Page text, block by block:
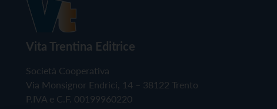
Vita Trentina Editrice
Società Cooperativa
Via Monsignor Endrici, 14 – 38122 Trento
P.IVA e C.F. 00199960220